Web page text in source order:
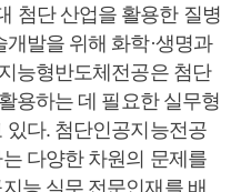
첨단 산업을 활용한 질병
발을 위해 화학·생명과
능형반도체전공은 첨단
용하는 데 필요한 실무형
있다. 첨단인공지능전공
다양한 차원의 문제를
능 실무 전문인재를 배